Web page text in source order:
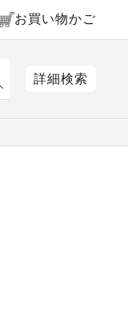
お買い物かご
詳細検索